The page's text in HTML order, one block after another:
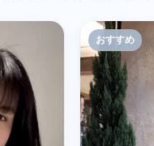
おすすめ